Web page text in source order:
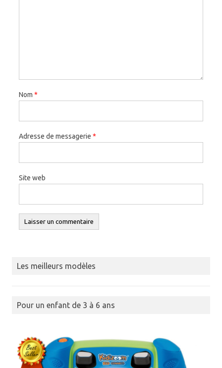
Nom *
Adresse de messagerie *
Site web
Les meilleurs modèles
Pour un enfant de 3 à 6 ans